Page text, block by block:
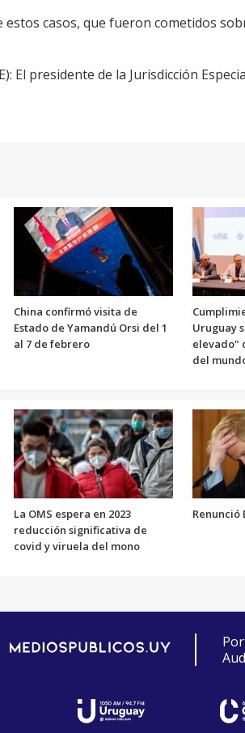
estos casos, que fueron cometidos
El presidente de la Jurisdicción
China confirmó visita de
Estado de Yamandú Orsi del 1
al 7 de febrero
Uruguay
elevado"
del
La OMS espera en 2023
reducción significativa de
covid y viruela del mono
Renunció